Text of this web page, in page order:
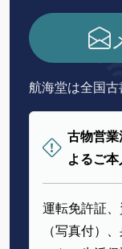
航海堂は全国
古物営
よるご
運転免許証
（写真付）